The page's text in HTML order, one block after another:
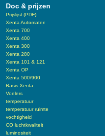
Doc & prijzen
Prijslijst (PDF)
Xenta Automaten
Xenta 700
Xenta 400
Xenta 300
Xenta 280
Xenta 101 & 121
Xenta OP
Xenta 500/900
Basis Xenta
Voelers
temperatuur
temperatuur ruimte
vochtigheid
CO luchtkwaliteit
luminositeit